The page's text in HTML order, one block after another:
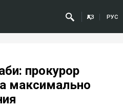
ҚАЗ РУС
прокурор
максимально